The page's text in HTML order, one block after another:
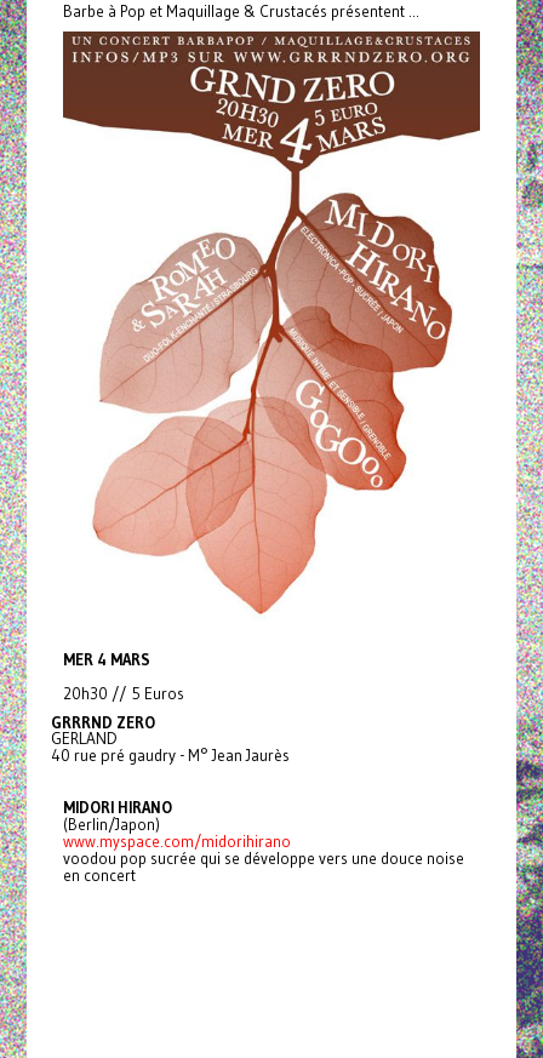
Barbe à Pop et Maquillage & Crustacés présentent ...
MER 4 MARS
20h30 // 5 Euros
GRRRND ZERO
GERLAND
40 rue pré gaudry - M° Jean Jaurès
MIDORI HIRANO
(Berlin/Japon)
www.myspace.com/midorihirano
voodou pop sucrée qui se développe vers une douce noise
en concert